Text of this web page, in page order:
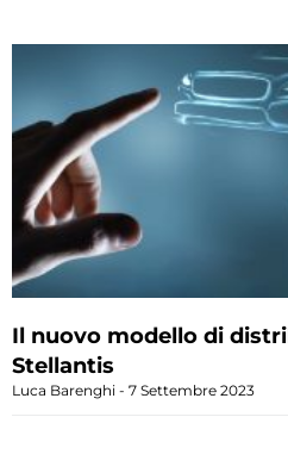
Il nuovo modello di
Stellantis
Luca Barenghi 7 Settembre 2023